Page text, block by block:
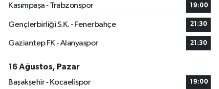
Kasımpaşa - Trabzonspor 19:00
Gençlerbirliği S.K. - Fenerbahçe 21:30
Gaziantep FK - Alanyaspor 21:30
16 Ağustos, Pazar
Başakşehir - Kocaelispor
19:00